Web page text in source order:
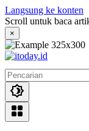
Langsung ke konten
Scroll untuk baca
×